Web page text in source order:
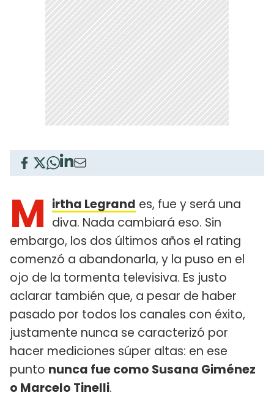
M irtha Legrand es, fue y será una
diva. Nada cambiará eso. Sin
embargo, los dos últimos años el rating
comenzó a abandonarla, y la puso en el
ojo de la tormenta televisiva. Es justo
aclarar también que, a pesar de haber
pasado por todos los canales con éxito,
justamente nunca se caracterizó por
hacer mediciones súper altas: en ese
punto nunca fue como Susana Giménez
o Marcelo Tinelli.